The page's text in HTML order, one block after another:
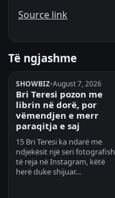
Source link
Të ngjashme
SHOWBIZ•August 7, 2026
Bri Teresi pozon me
librin në dorë, por
vëmendjen e merr
paraqitja e saj
15 Bri Teresi ka ndarë me
ndjekësit një seri fotografish
të reja në Instagram, këtë
herë duke shijuar…